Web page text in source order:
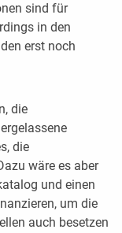
sind für
in den
erst noch
die
die
wäre es aber
und einen
um die
auch besetzen